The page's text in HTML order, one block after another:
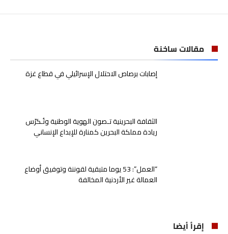
مقالات ساخنة
إصابات برصاص الاحتلال الإسرائيلي في قطاع غزة
الثقافة البحرينية تـصون الهوية الوطنية وتُـكرّس
ريادة مملكة البحرين كمنارة للإبداع الإنساني
“العمل”: 53 يوما متبقية لقوننة وتوفيق أوضاع
العمالة غير الأردنية المخالفة
إقرأ أيضا